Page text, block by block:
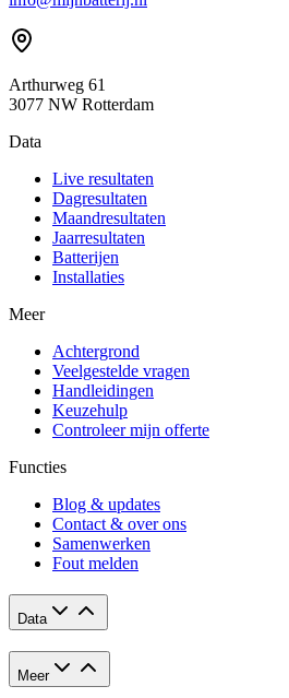
Arthurweg 61
3077 NW Rotterdam
Data
Live resultaten
Dagresultaten
Maandresultaten
Jaarresultaten
Batterijen
Installaties
Meer
Achtergrond
Veelgestelde vragen
Handleidingen
Keuzehulp
Controleer mijn offerte
Functies
Blog & updates
Contact & over ons
Samenwerken
Fout melden
Data
Meer